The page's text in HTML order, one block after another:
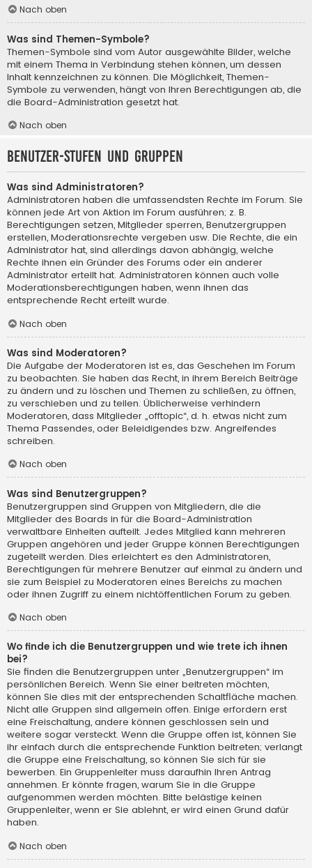
Nach oben
Was sind Themen-Symbole?
Themen-Symbole sind vom Autor ausgewählte Bilder, welche
mit einem Thema in Verbindung stehen können, um dessen
Inhalt kennzeichnen zu können. Die Möglichkeit, Themen-
Symbole zu verwenden, hängt von Ihren Berechtigungen ab, die
die Board-Administration gesetzt hat.
Nach oben
Benutzer-Stufen und Gruppen
Was sind Administratoren?
Administratoren haben die umfassendsten Rechte im Forum. Sie
können jede Art von Aktion im Forum ausführen; z. B.
Berechtigungen setzen, Mitglieder sperren, Benutzergruppen
erstellen, Moderationsrechte vergeben usw. Die Rechte, die ein
Administrator hat, sind allerdings davon abhängig, welche
Rechte ihnen ein Gründer des Forums oder ein anderer
Administrator erteilt hat. Administratoren können auch volle
Moderationsberechtigungen haben, wenn ihnen das
entsprechende Recht erteilt wurde.
Nach oben
Was sind Moderatoren?
Die Aufgabe der Moderatoren ist es, das Geschehen im Forum
zu beobachten. Sie haben das Recht, in ihrem Bereich Beiträge
zu ändern und zu löschen und Themen zu schließen, zu öffnen,
zu verschieben und zu teilen. Üblicherweise verhindern
Moderatoren, dass Mitglieder „offtopic“, d. h. etwas nicht zum
Thema Passendes, oder Beleidigendes bzw. Angreifendes
schreiben.
Nach oben
Was sind Benutzergruppen?
Benutzergruppen sind Gruppen von Mitgliedern, die die
Mitglieder des Boards in für die Board-Administration
verwaltbare Einheiten aufteilt. Jedes Mitglied kann mehreren
Gruppen angehören und jeder Gruppe können Berechtigungen
zugeteilt werden. Dies erleichtert es den Administratoren,
Berechtigungen für mehrere Benutzer auf einmal zu ändern und
sie zum Beispiel zu Moderatoren eines Bereichs zu machen
oder ihnen Zugriff zu einem nichtöffentlichen Forum zu geben.
Nach oben
Wo finde ich die Benutzergruppen und wie trete ich ihnen
bei?
Sie finden die Benutzergruppen unter „Benutzergruppen“ im
persönlichen Bereich. Wenn Sie einer beitreten möchten,
können Sie dies mit der entsprechenden Schaltfläche machen.
Nicht alle Gruppen sind allgemein offen. Einige erfordern erst
eine Freischaltung, andere können geschlossen sein und
weitere sogar versteckt. Wenn die Gruppe offen ist, können Sie
ihr einfach durch die entsprechende Funktion beitreten; verlangt
die Gruppe eine Freischaltung, so können Sie sich für sie
bewerben. Ein Gruppenleiter muss daraufhin Ihren Antrag
annehmen. Er könnte fragen, warum Sie in die Gruppe
aufgenommen werden möchten. Bitte belästige keinen
Gruppenleiter, wenn er Sie ablehnt, er wird einen Grund dafür
haben.
Nach oben